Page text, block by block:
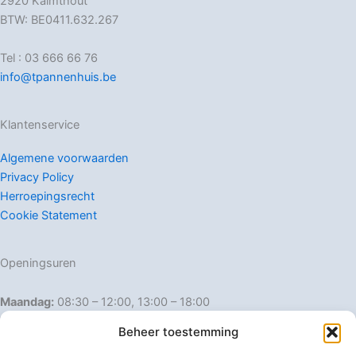
Beheer toestemming
BTW: BE0411.632.267
Tel : 03 666 66 76
info@tpannenhuis.be
Klantenservice
Algemene voorwaarden
Privacy Policy
Herroepingsrecht
Cookie Statement
Openingsuren
Maandag: 08:30 – 12:00, 13:00 – 18:00
Dinsdag:
08:30 – 12:00, 13:00 – 18:00